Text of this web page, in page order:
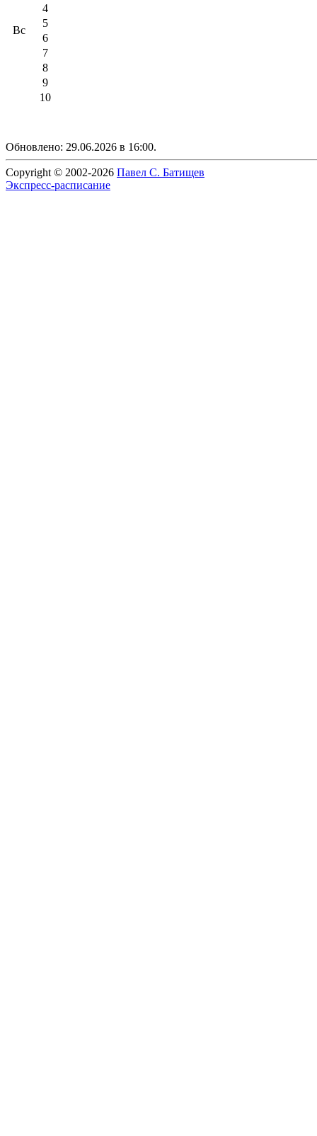
Вс
4
5
6
7
8
9
10
Обновлено: 29.06.2026 в 16:00.
Copyright © 2002-2026 Павел С. Батищев
Экспресс-расписание